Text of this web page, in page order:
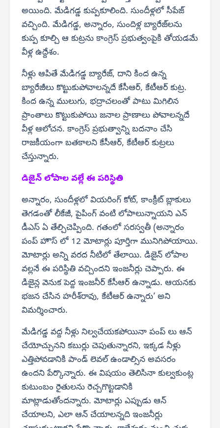
అయింది. మేడిగడ్డ కుప్పకూలింది. సుందీళ్లలో సీపేజ్
వచ్చింది. మేడిగడ్డ, అన్నారం, సుందిళ్ల బ్యారేజ్‌లను
కుప్ప కూల్చి ఆ కుట్రను కాంగ్రెస్ ప్రభుత్వంపైకి తోయడమే
వీళ్ల ఉద్దేశం.
నీళ్లు ఆపితే మేడిగడ్డ బ్యారేజ్, దాని కింద ఉన్న
బ్యారేజీలు కొట్టుకుపోవాలన్నదే కేసీఆర్, కేటీఆర్ కుట్ర.
కింద ఉన్న ములుగు, భద్రాచలంతో పాటు మిగిలిన
ప్రాంతాలు కొట్టుకుపోయి జనాల ప్రాణాలు పోవాలన్నదే
వీళ్ల ఆలోచన. కాంగ్రెస్ ప్రభుత్వాన్ని బదనాం చేసి
రాజకీయంగా బతకాలని కేసీఆర్, కేటీఆర్ కుట్రలు
చేస్తున్నారు.
డిజైన్ లోపాల వల్లే ఈ పరిస్థితి
అన్నారం, సుందీళ్లలో వియరింగ్ కోట్, కాంక్రీట్ బ్లాకులు
తెగడంతో లీకేజీ, పైపింగ్ వంటి లోపాలున్నాయని ఎన్
డీఎస్ ఏ తేల్చిచెప్పింది. గతంలో సరస్వతీ (అన్నారం
పంప్ హౌస్ లో 12 మోటార్లు పూర్తిగా మునిగిపోయాయి.
మోటార్లు అన్ని వరద నీటిలో తేలాయి. డిజైన్ లోపాల
వల్లనే ఈ పరిస్థితి వచ్చిందని ఇంజనీర్లు చెప్పారు. ఈ
డిజైన్ల వెనుక పెద్ద ఇంజనీర్ కేసీఆర్ ఉన్నాడు. ఆయనకు
భజన చేసిన హరీశ్‌రావు, కేటీఆర్ ఉన్నారు’ అని
విమర్శించారు.
మేడిగడ్డ వద్ద నీళ్లు నిల్వచేయకపోయినా పంప్ లు ఆన్
చేయోచ్చునని కబుర్లు చెపుతున్నారని, ఇక్కడ నీళ్లు
ఎత్తిపోవడానికి పాండ్ లెవల్ ఉండాల్సిన అవసరం
ఉందని పేర్కొన్నారు. ఈ విషయం తెలిసినా కుల్వకుంట్ల
కుటుంబం రైతులను రెచ్చగొట్టడానికి
మాట్లాడుతోందన్నారు. మోటార్లు ఎప్పుడు ఆన్
చేయాలని, ఎలా ఆన్ చేయాలన్నది ఇంజనీర్లు